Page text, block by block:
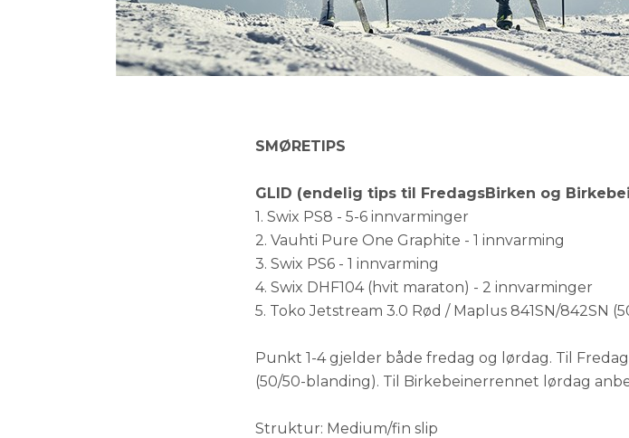
SMØRETIPS
GLID (endelig tips til FredagsBirken og
1. Swix PS8 - 5-6 innvarminger
2. Vauhti Pure One Graphite - 1 innvarming
3. Swix PS6 - 1 innvarming
4. Swix DHF104 (hvit maraton) - 2 innvarminger
5. Toko Jetstream 3.0 Rød / Maplus 841SN/842SN
Punkt 1-4 gjelder både fredag og lørdag. Til
(50/50-blanding). Til Birkebeinerrennet lørdag
Struktur: Medium/fin slip